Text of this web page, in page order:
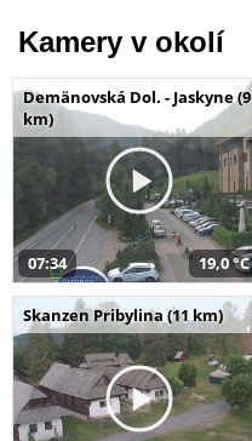
Kamery v okolí
Demänovská Dol. - Jaskyne (9
km)
07:34 19,0 °C
Skanzen Pribylina (11 km)